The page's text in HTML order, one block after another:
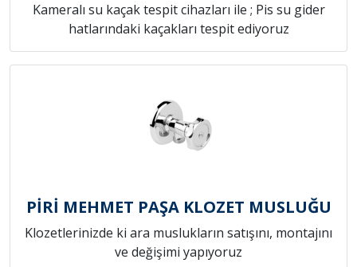
Kameralı su kaçak tespit cihazları ile ; Pis su gider
hatlarındaki kaçakları tespit ediyoruz
PİRİ MEHMET PAŞA KLOZET MUSLUĞU
Klozetlerinizde ki ara muslukların satışını, montajını
ve değişimi yapıyoruz